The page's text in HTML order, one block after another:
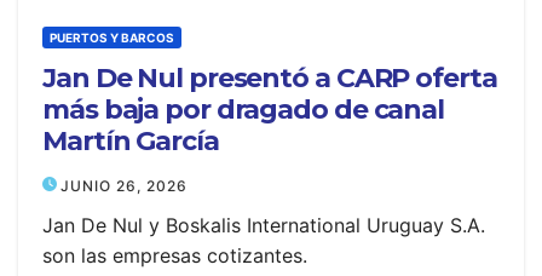
PUERTOS Y BARCOS
Jan De Nul presentó a CARP oferta
más baja por dragado de canal
Martín García
JUNIO 26, 2026
Jan De Nul y Boskalis International Uruguay S.A.
son las empresas cotizantes.